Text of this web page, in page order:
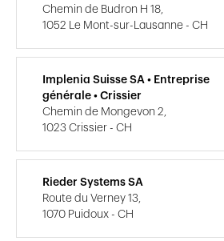
Chemin de Budron H 18,
1052 Le Mont-sur-Lausanne - CH
Implenia Suisse SA • Entreprise
générale • Crissier
Chemin de Mongevon 2,
1023 Crissier - CH
Rieder Systems SA
Route du Verney 13,
1070 Puidoux - CH